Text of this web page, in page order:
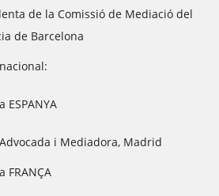
de la Comissió de Mediació del
de Barcelona
ESPANYA
i Mediadora, Madrid
FRANÇA